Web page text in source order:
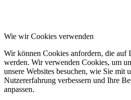
Wie wir Cookies verwenden
Wir können Cookies anfordern, die auf
werden. Wir verwenden Cookies, um
unsere Websites besuchen, wie Sie mit
Nutzererfahrung verbessern und Ihre
anpassen.